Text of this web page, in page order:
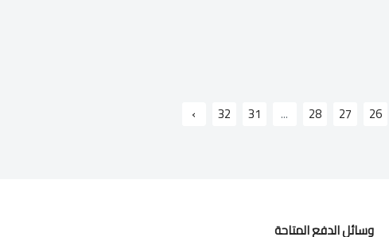
26
27
28
...
31
32
›
وسائل الدفع المتاحة